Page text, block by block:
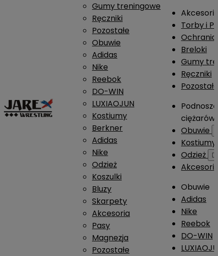
Gumy treningowe
Ręczniki
Pozostałe
Obuwie
Adidas
Nike
Reebok
DO-WIN
LUXIAOJUN
Kostiumy
Berkner
Adidas
Nike
Odzież
Koszulki
Bluzy
Skarpety
Akcesoria
Pasy
Magnezja
Pozostałe
Torby i
Breloki
Gumy
Ręczniki
ciężarów
Obuwie
Kostiumy
Odzież

Obuwie
Adidas
Nike
Reebok
DO-WIN